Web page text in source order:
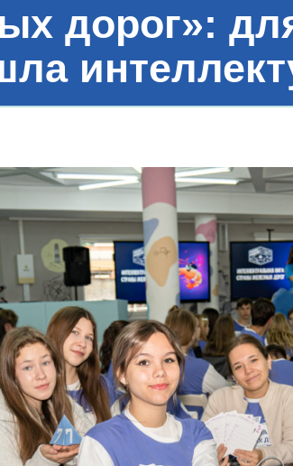
дорог»: